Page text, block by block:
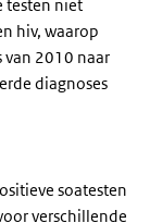
testen niet
hiv, waarop
van 2010 naar
diagnoses
soatesten
verschillende